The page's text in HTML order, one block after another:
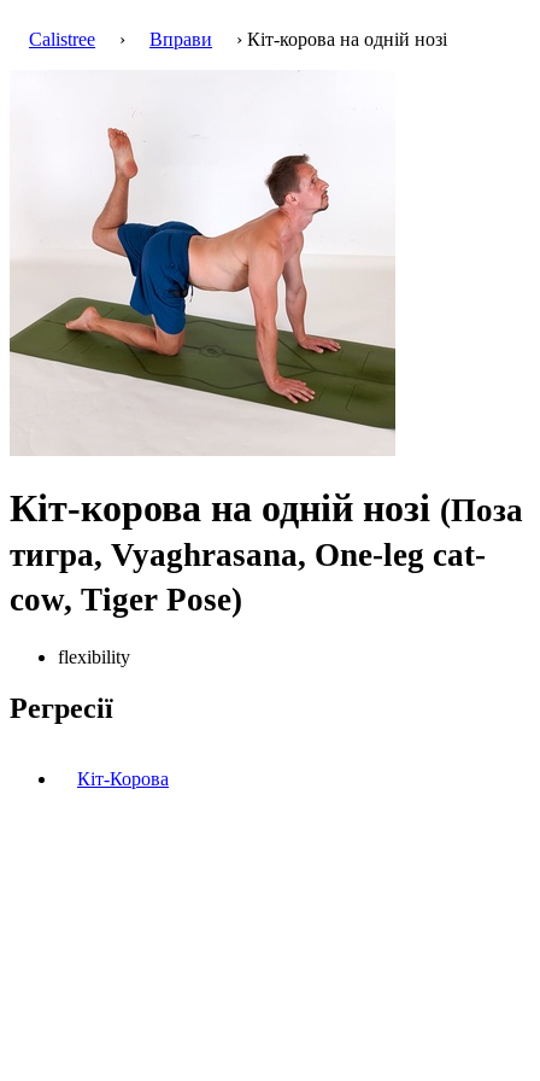
Calistree › Вправи › Кіт-корова на одній нозі
Кіт-корова на одній нозі (Поза
тигра, Vyaghrasana, One-leg cat-
cow, Tiger Pose)
flexibility
Регресії
Кіт-Корова